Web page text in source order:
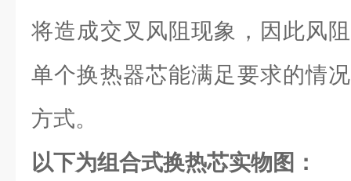
将造成交叉风阻现象，因此风
单个换热器芯能满足要求的情
方式。
以下为组合式换热芯实物图：